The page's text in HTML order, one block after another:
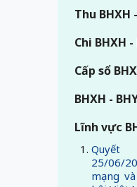
Thu BHXH
Chi BHXH -
Cấp sổ
BHXH -
Lĩnh vực
Quyết
25/06/
mạng